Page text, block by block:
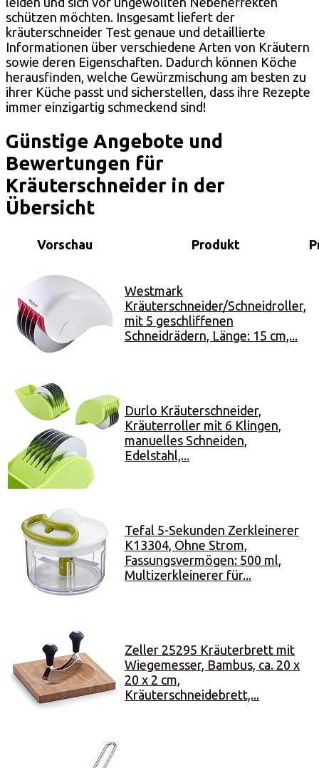
schützen möchten. Insgesamt liefert der
kräuterschneider Test genaue und detaillierte
Informationen über verschiedene Arten von Kräutern
sowie deren Eigenschaften. Dadurch können Köche
herausfinden, welche Gewürzmischung am besten zu
ihrer Küche passt und sicherstellen, dass ihre Rezepte
immer einzigartig schmeckend sind!
Günstige Angebote und
Bewertungen für
Kräuterschneider in der
Übersicht
Vorschau Produkt
Westmark
Kräuterschneider/Schneidroller,
mit 5 geschliffenen
Schneidrädern, Länge: 15 cm,...
Durlo Kräuterschneider,
Kräuterroller mit 6 Klingen,
manuelles Schneiden,
Edelstahl,...
Tefal 5-Sekunden Zerkleinerer
K13304, Ohne Strom,
Fassungsvermögen: 500 ml,
Multizerkleinerer für...
Zeller 25295 Kräuterbrett mit
Wiegemesser, Bambus, ca. 20 x
20 x 2 cm,
Kräuterschneidebrett,...